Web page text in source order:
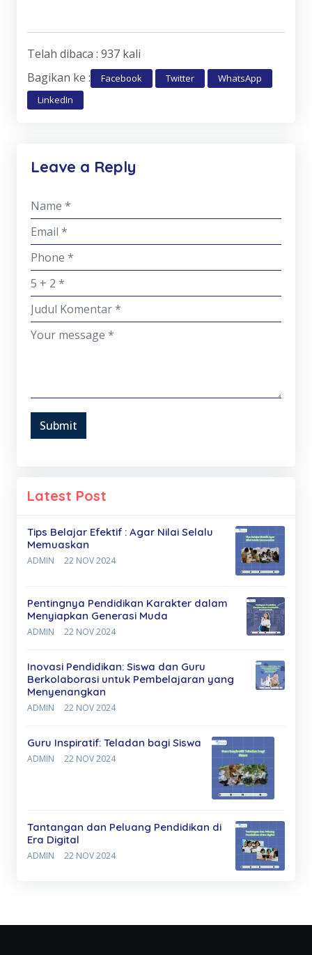
Telah dibaca : 937 kali
Bagikan ke :
Facebook Twitter
WhatsApp
LinkedIn
Leave a Reply
Submit
Latest Post
Tips Belajar Efektif : Agar Nilai Selalu
Memuaskan
ADMIN 22 NOV 2024
Pentingnya Pendidikan Karakter dalam
Menyiapkan Generasi Muda
ADMIN 22 NOV 2024
Inovasi Pendidikan: Siswa dan Guru
Berkolaborasi untuk Pembelajaran yang
Menyenangkan
ADMIN 22 NOV 2024
Guru Inspiratif: Teladan bagi Siswa
ADMIN 22 NOV 2024
Tantangan dan Peluang Pendidikan di
Era Digital
ADMIN 22 NOV 2024